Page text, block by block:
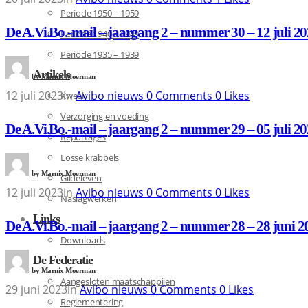
Periode 1950 – 1959
Periode 1940 – 1949
Periode 1935 – 1939
Artikels
Kweek
Verzorging en voeding
Reportages
Losse krabbels
Gildeleven
Naslagwerken
Links
Downloads
De Federatie
Aangesloten maatschappijen
Reglementering
De A.Vi.Bo.-mail – jaargang 2 – nummer 30 – 12 juli
byMarnix Moerman
12 juli 2023inAvibo nieuws 0 Comments 0 Likes
De A.Vi.Bo.-mail – jaargang 2 – nummer 29 – 05 juli
byMarnix Moerman
12 juli 2023in Avibo nieuws 0 Comments 0 Likes
De A.Vi.Bo.-mail – jaargang 2 – nummer 28 – 28 juni
byMarnix Moerman
29 juni 2023inAvibo nieuws0Comments 0 Likes